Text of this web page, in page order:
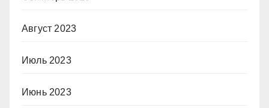
Август 2023
Июль 2023
Июнь 2023